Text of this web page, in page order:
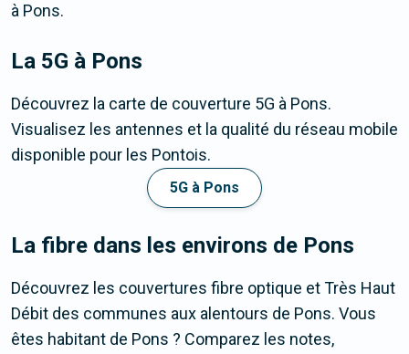
à Pons.
La 5G à Pons
Découvrez la carte de couverture 5G à Pons.
Visualisez les antennes et la qualité du réseau mobile
disponible pour les Pontois.
5G à Pons
La fibre dans les environs de Pons
Découvrez les couvertures fibre optique et Très Haut
Débit des communes aux alentours de Pons. Vous
êtes habitant de Pons ? Comparez les notes,